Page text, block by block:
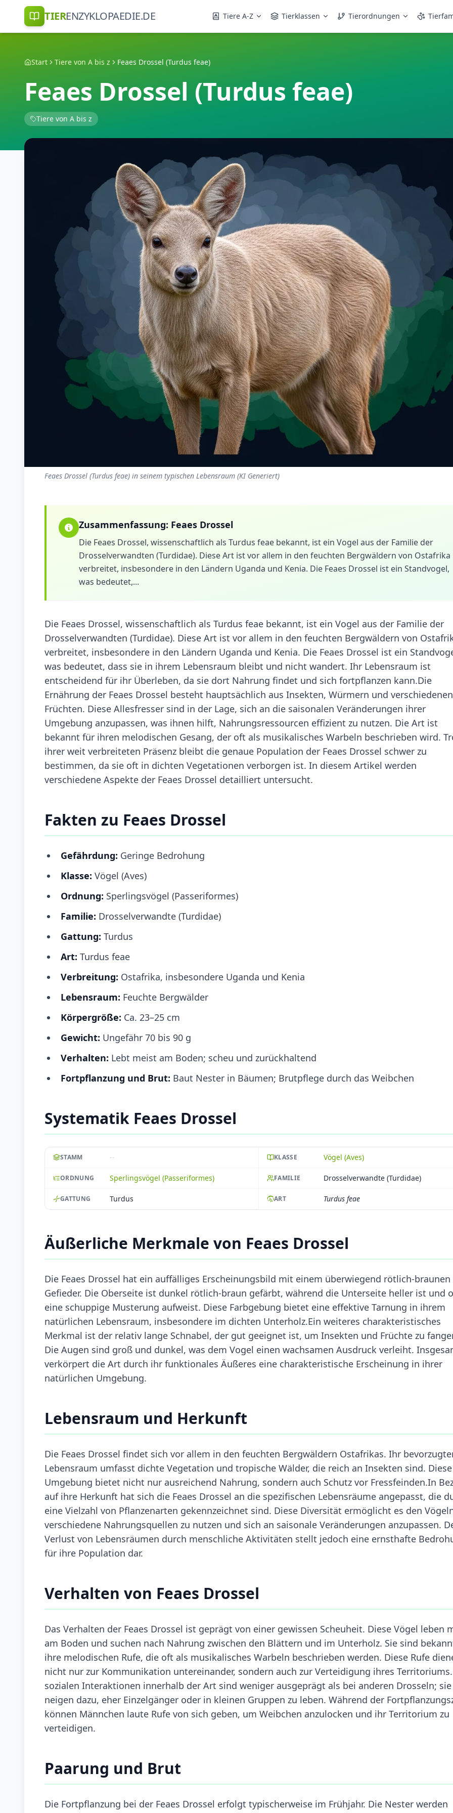
TIERENZYKLOPAEDIE.DE Tiere A-Z Tierklassen Tierordnungen
Start Tiere von A bis z Feaes Drossel (Turdus feae)
Feaes Drossel (Turdus feae)
Tiere von A bis z
Feaes Drossel (Turdus feae) in seinem typischen Lebensraum (KI Generiert)
Zusammenfassung: Feaes Drossel
Die Feaes Drossel, wissenschaftlich als Turdus feae bekannt, ist ein Vogel aus der Familie der
Drosselverwandten (Turdidae). Diese Art ist vor allem in den feuchten Bergwäldern von Ostafrika
verbreitet, insbesondere in den Ländern Uganda und Kenia. Die Feaes Drossel ist ein Standvogel,
was bedeutet,...
Die Feaes Drossel, wissenschaftlich als Turdus feae bekannt, ist ein Vogel aus der Familie der
Drosselverwandten (Turdidae). Diese Art ist vor allem in den feuchten Bergwäldern von
verbreitet, insbesondere in den Ländern Uganda und Kenia. Die Feaes Drossel ist ein
was bedeutet, dass sie in ihrem Lebensraum bleibt und nicht wandert. Ihr Lebensraum ist
entscheidend für ihr Überleben, da sie dort Nahrung findet und sich fortpflanzen kann.Die
Ernährung der Feaes Drossel besteht hauptsächlich aus Insekten, Würmern und verschiedenen
Früchten. Diese Allesfresser sind in der Lage, sich an die saisonalen Veränderungen ihrer
Umgebung anzupassen, was ihnen hilft, Nahrungsressourcen effizient zu nutzen. Die Art ist
bekannt für ihren melodischen Gesang, der oft als musikalisches Warbeln beschrieben wird.
ihrer weit verbreiteten Präsenz bleibt die genaue Population der Feaes Drossel schwer zu
bestimmen, da sie oft in dichten Vegetationen verborgen ist. In diesem Artikel werden
verschiedene Aspekte der Feaes Drossel detailliert untersucht.
Fakten zu Feaes Drossel
Gefährdung: Geringe Bedrohung
Klasse: Vögel (Aves)
Ordnung: Sperlingsvögel (Passeriformes)
Familie: Drosselverwandte (Turdidae)
Gattung: Turdus
Art: Turdus feae
Verbreitung: Ostafrika, insbesondere Uganda und Kenia
Lebensraum: Feuchte Bergwälder
Körpergröße: Ca. 23–25 cm
Gewicht: Ungefähr 70 bis 90 g
Verhalten: Lebt meist am Boden; scheu und zurückhaltend
Fortpflanzung und Brut: Baut Nester in Bäumen; Brutpflege durch das Weibchen
Systematik Feaes Drossel
STAMM -- KLASSE Vögel (Aves)
ORDNUNG Sperlingsvögel (Passeriformes) FAMILIE Drosselverwandte (Turdidae)
GATTUNG Turdus ART Turdus feae
Äußerliche Merkmale von Feaes Drossel
Die Feaes Drossel hat ein auffälliges Erscheinungsbild mit einem überwiegend rötlich-braunen
Gefieder. Die Oberseite ist dunkel rötlich-braun gefärbt, während die Unterseite heller ist und
eine schuppige Musterung aufweist. Diese Farbgebung bietet eine effektive Tarnung in ihrem
natürlichen Lebensraum, insbesondere im dichten Unterholz.Ein weiteres charakteristisches
Merkmal ist der relativ lange Schnabel, der gut geeignet ist, um Insekten und Früchte zu
Die Augen sind groß und dunkel, was dem Vogel einen wachsamen Ausdruck verleiht.
verkörpert die Art durch ihr funktionales Äußeres eine charakteristische Erscheinung in ihrer
natürlichen Umgebung.
Lebensraum und Herkunft
Die Feaes Drossel findet sich vor allem in den feuchten Bergwäldern Ostafrikas. Ihr
Lebensraum umfasst dichte Vegetation und tropische Wälder, die reich an Insekten sind. Diese
Umgebung bietet nicht nur ausreichend Nahrung, sondern auch Schutz vor Fressfeinden.In
auf ihre Herkunft hat sich die Feaes Drossel an die spezifischen Lebensräume angepasst, die
eine Vielzahl von Pflanzenarten gekennzeichnet sind. Diese Diversität ermöglicht es den
verschiedene Nahrungsquellen zu nutzen und sich an saisonale Veränderungen anzupassen.
Verlust von Lebensräumen durch menschliche Aktivitäten stellt jedoch eine ernsthafte
für ihre Population dar.
Verhalten von Feaes Drossel
Das Verhalten der Feaes Drossel ist geprägt von einer gewissen Scheuheit. Diese Vögel leben
am Boden und suchen nach Nahrung zwischen den Blättern und im Unterholz. Sie sind
ihre melodischen Rufe, die oft als musikalisches Warbeln beschrieben werden. Diese Rufe
nicht nur zur Kommunikation untereinander, sondern auch zur Verteidigung ihres
sozialen Interaktionen innerhalb der Art sind weniger ausgeprägt als bei anderen Drosseln; sie
neigen dazu, eher Einzelgänger oder in kleinen Gruppen zu leben. Während der
können Männchen laute Rufe von sich geben, um Weibchen anzulocken und ihr Territorium zu
verteidigen.
Paarung und Brut
Die Fortpflanzung bei der Feaes Drossel erfolgt typischerweise im Frühjahr. Die Nester werden